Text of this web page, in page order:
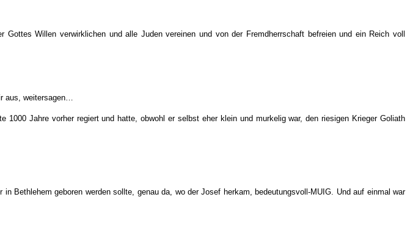
Willen verwirklichen und alle Juden vereinen und von der Fremdherrschaft befreien und ein Reich voll
aus, weitersagen…
Jahre vorher regiert und hatte, obwohl er selbst eher klein und murkelig war, den riesigen Krieger Goliath
Bethlehem geboren werden sollte, genau da, wo der Josef herkam, bedeutungsvoll-MUIG. Und auf einmal war